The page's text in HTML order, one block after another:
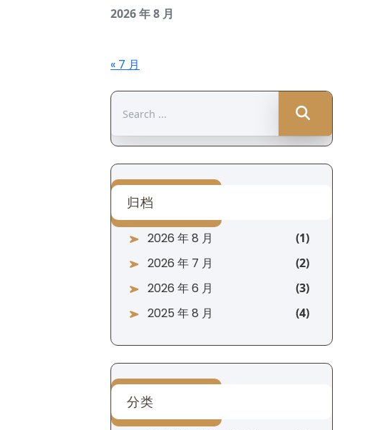
2026 年 8 月
« 7 月
for:
归档
2026 年 8 月
2026 年 7 月
2026 年 6 月
2025 年 8 月
分类